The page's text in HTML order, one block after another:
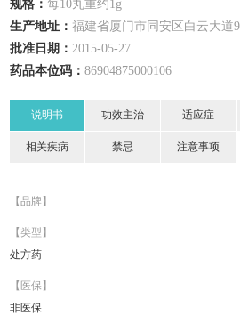
规格：每10丸重约1g
生产地址：福建省厦门市同安区白云大道
批准日期：2015-05-27
药品本位码：86904875000106
说明书 功效主治 适应症
相关疾病 禁忌 注意事项
【品牌】
【类型】
处方药
【医保】
非医保